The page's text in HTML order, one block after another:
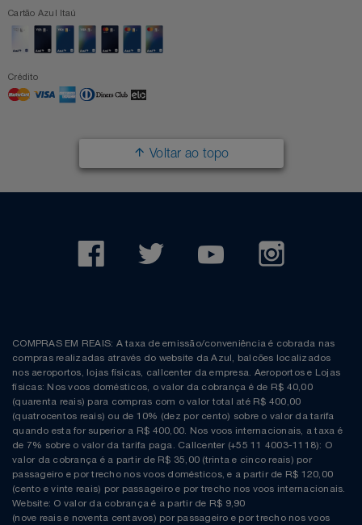
Cartão Azul Itaú
Crédito
Voltar ao topo
COMPRAS EM REAIS: A taxa de emissão/conveniência é cobrada nas
compras realizadas através do website da Azul, balcões localizados
nos aeroportos, lojas físicas, callcenter da empresa. Aeroportos e Lojas
físicas: Nos voos domésticos, o valor da cobrança é de R$ 40,00
(quarenta reais) para compras com o valor total até R$ 400,00
(quatrocentos reais) ou de 10% (dez por cento) sobre o valor da tarifa
quando esta for superior a R$ 400,00. Nos voos internacionais, a taxa é
de 7% sobre o valor da tarifa paga. Callcenter (+55 11 4003-1118): O
valor da cobrança é a partir de R$ 35,00 (trinta e cinco reais) por
passageiro e por trecho nos voos domésticos, e a partir de R$ 120,00
(cento e vinte reais) por passageiro e por trecho nos voos internacionais.
Website: O valor da cobrança é a partir de R$ 9,90
(nove reais e noventa centavos) por passageiro e por trecho nos voos